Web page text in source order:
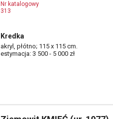
Nr katalogowy
313
Kredka
akryl, płótno; 115 x 115 cm.
estymacja: 3 500 - 5 000 zł